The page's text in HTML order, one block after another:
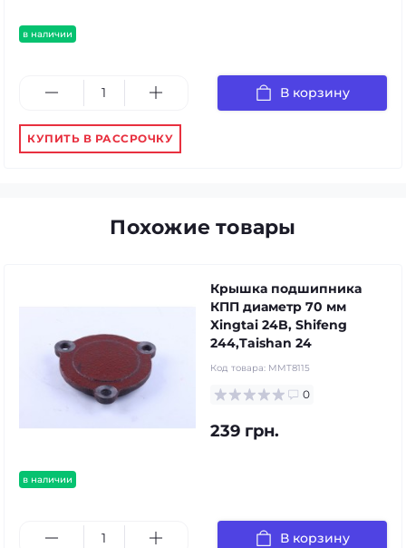
в наличии
В корзину
КУПИТЬ В РАССРОЧКУ
Похожие товары
в наличии
Крышка подшипника
КПП диаметр 70 мм
Xingtai 24B, Shifeng
244,Taishan 24
Код товара: MMT8115
0
239 грн.
В корзину